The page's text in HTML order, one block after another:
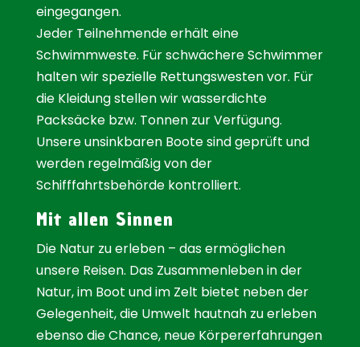
eingegangen.
Jeder Teilnehmende erhält eine
Schwimmweste. Für schwächere Schwimmer
halten wir spezielle Rettungswesten vor. Für
die Kleidung stellen wir wasserdichte
Packsäcke bzw. Tonnen zur Verfügung.
Unsere unsinkbaren Boote sind geprüft und
werden regelmäßig von der
Schifffahrtsbehörde kontrolliert.
Mit allen Sinnen
Die Natur zu erleben – das ermöglichen
unsere Reisen. Das Zusammenleben in der
Natur, im Boot und im Zelt bietet neben der
Gelegenheit, die Umwelt hautnah zu erleben
ebenso die Chance, neue Körpererfahrungen